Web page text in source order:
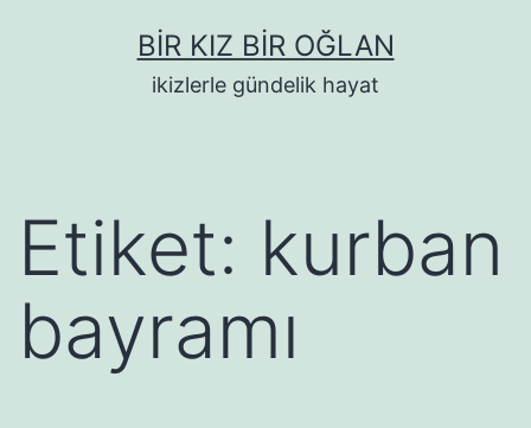
BIR KIZ BIR OĞLAN
ikizlerle gündelik hayat
Etiket: kurban
bayramı